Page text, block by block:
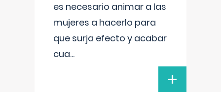
es necesario animar a las
mujeres a hacerlo para
que surja efecto y acabar
cua...
+